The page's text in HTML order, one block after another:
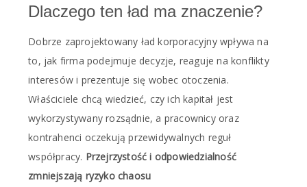
Dlaczego ten ład ma znaczenie?
Dobrze zaprojektowany ład korporacyjny wpływa na
to, jak firma podejmuje decyzje, reaguje na konflikty
interesów i prezentuje się wobec otoczenia.
Właściciele chcą wiedzieć, czy ich kapitał jest
wykorzystywany rozsądnie, a pracownicy oraz
kontrahenci oczekują przewidywalnych reguł
współpracy. Przejrzystość i odpowiedzialność
zmniejszają ryzyko chaosu